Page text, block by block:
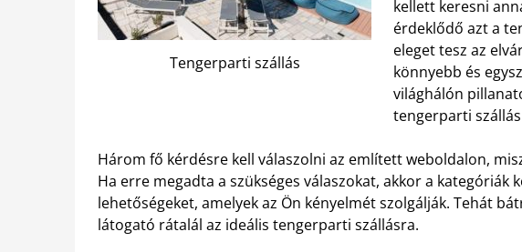
Tengerparti szállás
kellett keresni
érdeklődő azt a
eleget tesz az
könnyebb és
világhálón
tengerparti
Három fő kérdésre kell válaszolni az említett weboldalon,
Ha erre megadta a szükséges válaszokat, akkor a kategóriák
lehetőségeket, amelyek az Ön kényelmét szolgálják. Tehát
látogató rátalál az ideális tengerparti szállásra.